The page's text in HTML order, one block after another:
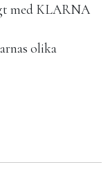
med KLARNA
olika